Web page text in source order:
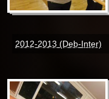
2012-2013 (Deb-Inter)